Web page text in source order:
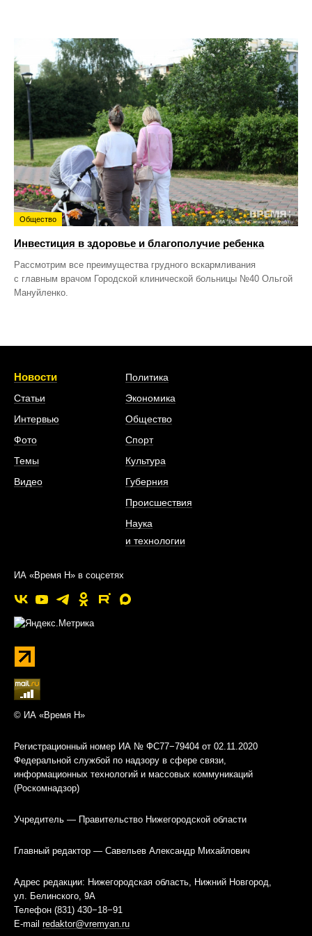
Общество
Инвестиция в здоровье и благополучие ребенка
Рассмотрим все преимущества грудного вскармливания
с главным врачом Городской клинической больницы №40 Ольгой
Мануйленко.
Новости
Статьи
Интервью
Фото
Темы
Видео
Политика
Экономика
Общество
Спорт
Культура
Губерния
Происшествия
Наука
и технологии
ИА «Время Н» в соцсетях
© ИА «Время Н»
Регистрационный номер ИА № ФС77−79404 от 02.11.2020
Федеральной службой по надзору в сфере связи,
информационных технологий и массовых коммуникаций
(Роскомнадзор)
Учредитель — Правительство Нижегородской области
Главный редактор — Савельев Александр Михайлович
Адрес редакции: Нижегородская область, Нижний Новгород,
ул. Белинского, 9А
Телефон (831) 430−18−91
E-mail redaktor@vremyan.ru